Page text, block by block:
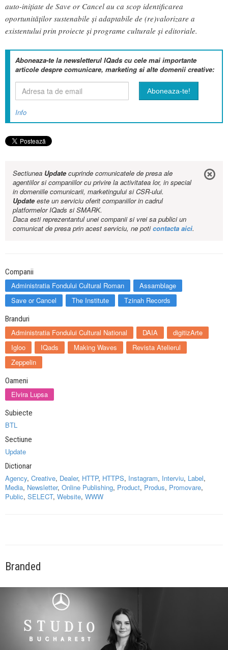
auto-inițiate de Save or Cancel au ca scop identificarea
oportunităților sustenabile și adaptabile de (re)valorizare a
existentului prin proiecte și programe culturale și editoriale.
Aboneaza-te la newsletterul IQads cu cele mai importante
articole despre comunicare, marketing si alte domenii creative:
Info
Sectiunea Updatecuprinde comunicatele de presa ale
agentiilor si companiilor cu privire la activitatea lor, in special
in domeniile comunicarii, marketingului si CSR-ului.
Updateeste un serviciu oferit companiilor in cadrul
platformelor IQads si SMARK.
Daca esti reprezentantul unei companii si vrei sa publici un
comunicat de presa prin acest serviciu, ne poticontacta aici.
Companii
Administratia Fondului Cultural Roman
Assamblage
Save or Cancel
The Institute Tzinah Records
Branduri
Administratia Fondului Cultural National DAIA
digitizArte
Igloo
IQads Making Waves
Revista Atelierul
Zeppelin
Oameni
Elvira Lupsa
Subiecte
BTL
Sectiune
Update
Dictionar
Agency, Creative, Dealer, HTTP, HTTPS, Instagram, Interviu, Label,
Media, Newsletter, Online Publishing, Product, Produs, Promovare,
Public, SELECT, Website, WWW
Branded